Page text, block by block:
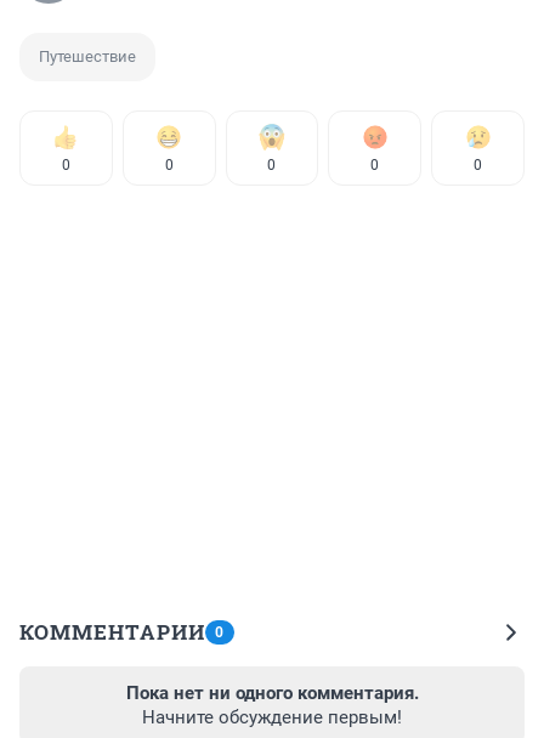
Путешествие
0 0 0 0 0
КОММЕНТАРИИ 0
Пока нет ни одного комментария.
Начните обсуждение первым!